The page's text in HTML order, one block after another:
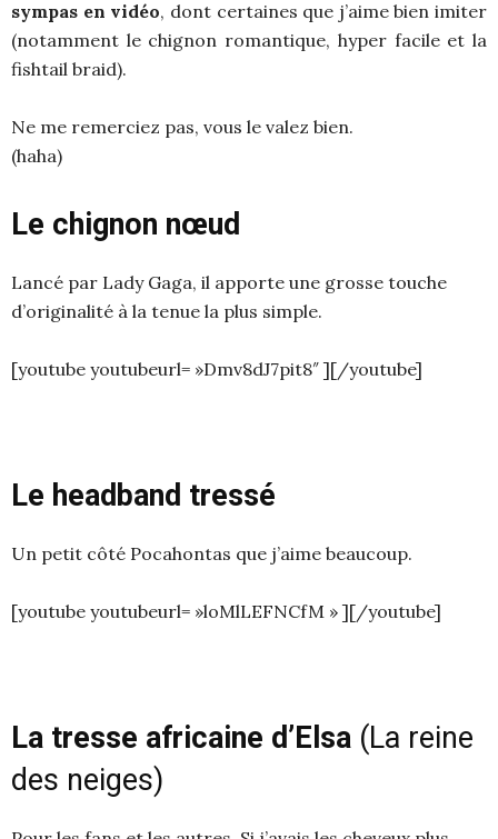
sympas en vidéo, dont certaines que j’aime bien imiter
(notamment le chignon romantique, hyper facile et la
fishtail braid).
Ne me remerciez pas, vous le valez bien.
(haha)
Le chignon nœud
Lancé par Lady Gaga, il apporte une grosse touche
d’originalité à la tenue la plus simple.
[youtube youtubeurl= »Dmv8dJ7pit8″ ][/youtube]
Le headband tressé
Un petit côté Pocahontas que j’aime beaucoup.
[youtube youtubeurl= »loMlLEFNCfM » ][/youtube]
La tresse africaine d’Elsa (La reine
des neiges)